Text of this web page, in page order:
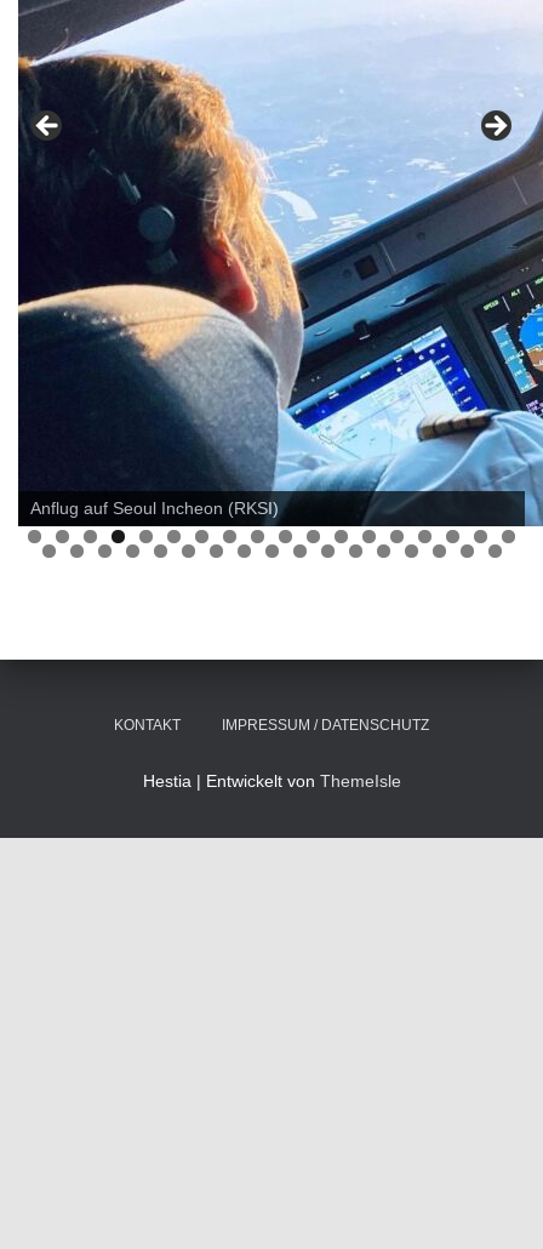
Anflug auf Seoul Incheon (RKSI)
0 1 2 3 4 5 6 7 8
9 0 1 2 3 4 5 6 7 8 9 0 1 2 3 4 5
KONTAKT IMPRESSUM / DATENSCHUTZ
Hestia | Entwickelt von ThemeIsle